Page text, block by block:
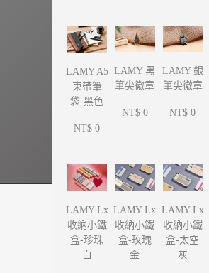
LAMY A5
束帶筆
袋-黑色
NT$ 0
LAMY 黑
筆尖徽章
NT$ 0
LAMY 銀
筆尖徽章
NT$ 0
LAMY Lx
收納小鐵
盒-珍珠
白
LAMY Lx
收納小鐵
盒-玫瑰
金
LAMY Lx
收納小鐵
盒-太空
灰